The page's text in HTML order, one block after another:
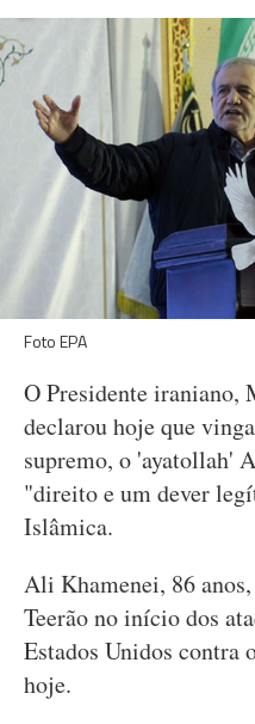
Foto EPA
O Presidente iraniano,
declarou hoje que
supremo, o 'ayatollah'
"direito e um dever
Islâmica.
Ali Khamenei, 86
Teerão no início dos
Estados Unidos contra
hoje.